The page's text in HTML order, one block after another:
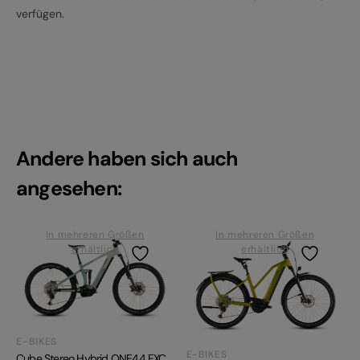
verfügen.
Andere haben sich auch
angesehen:
In mehreren Größen
erhältlich
E-BIKES
In mehreren Größen
erhältlich
E-BIKES